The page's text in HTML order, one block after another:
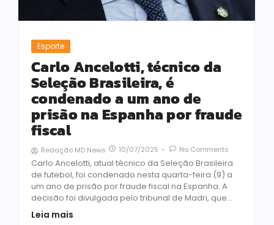
Esporte
Carlo Ancelotti, técnico da
Seleção Brasileira, é
condenado a um ano de
prisão na Espanha por fraude
fiscal
Redação MD News 10/07/2025 - No Comments
Carlo Ancelotti, atual técnico da Seleção Brasileira
de futebol, foi condenado nesta quarta-feira (9) a
um ano de prisão por fraude fiscal na Espanha. A
decisão foi divulgada pelo tribunal de Madri, que...
Leia mais